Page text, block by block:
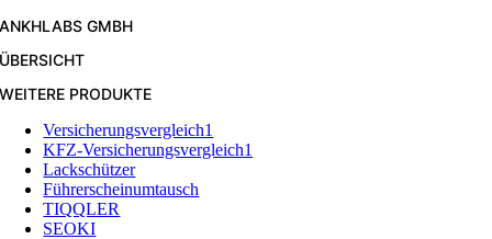
ANKHLABS GMBH
ÜBERSICHT
WEITERE PRODUKTE
Versicherungsvergleich1
KFZ-Versicherungsvergleich1
Lackschützer
Führerscheinumtausch
TIQQLER
SEOKI